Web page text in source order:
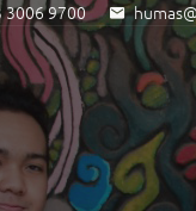
3006 9700